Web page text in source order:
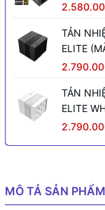
TẢN
ELITE
TẢN
ELITE
MÔ TẢ SẢN PHẨM